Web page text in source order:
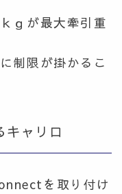
ｇが最大牽引重
制限が掛かるこ
キャリロ
を取り付け